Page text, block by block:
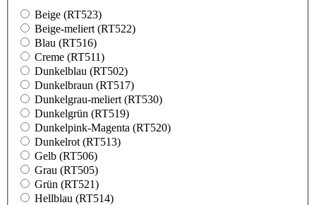
Beige (RT523)
Beige-meliert (RT522)
Blau (RT516)
Creme (RT511)
Dunkelblau (RT502)
Dunkelbraun (RT517)
Dunkelgrau-meliert (RT530)
Dunkelgrün (RT519)
Dunkelpink-Magenta (RT520)
Dunkelrot (RT513)
Gelb (RT506)
Grau (RT505)
Grün (RT521)
Hellblau (RT514)